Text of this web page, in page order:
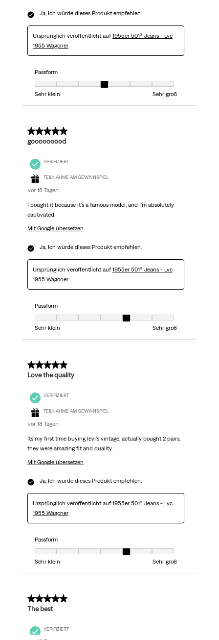
Ja, Ich würde dieses Produkt empfehlen.
Ursprünglich veröffentlicht auf1955er 501® Jeans - Lvc
1955 Wagoner
Passform
Passform, 4 von 7, wobei 1 gleich Sehr klein ist und 7 gleich Sehr groß
Sehr klein
Sehr groß
5 von 5 Sternen.
gooooooood
VERIFIZIERT
TEILNAHME AM GEWINNSPIEL
vor 16 Tagen
I bought it because it's a famous model, and I'm absolutely
captivated.
Mit Google übersetzen
Ja, Ich würde dieses Produkt empfehlen.
Ursprünglich veröffentlicht auf1955er 501® Jeans - Lvc
1955 Wagoner
Passform
Passform, 5 von 7, wobei 1 gleich Sehr klein ist und 7 gleich Sehr groß
Sehr klein
Sehr groß
5 von 5 Sternen.
Love the quality
VERIFIZIERT
TEILNAHME AM GEWINNSPIEL
vor 18 Tagen
Its my first time buying levi's vintage, actually bought 2 pairs,
they were amazing fit and quality.
Mit Google übersetzen
Ja, Ich würde dieses Produkt empfehlen.
Ursprünglich veröffentlicht auf1955er 501® Jeans - Lvc
1955 Wagoner
Passform
Passform, 5 von 7, wobei 1 gleich Sehr klein ist und 7 gleich Sehr groß
Sehr klein
Sehr groß
5 von 5 Sternen.
The best
VERIFIZIERT